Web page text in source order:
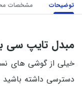
توضیحات مشخصات
مبدل تایپ سی به جک 3.5 مناسب
خیلی از گوشی های نسل
دسترسی داشته باشید